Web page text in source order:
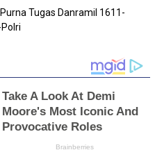
Tugas Danramil 1611-